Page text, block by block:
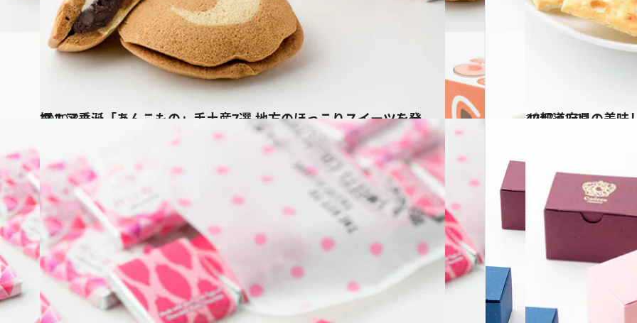
2020.3.3
マニア垂涎「あんこもの」手土産7選 地方のほっこりスイーツを発掘！
グルメ 2017.12.21
47都道府県の美味
グルメ